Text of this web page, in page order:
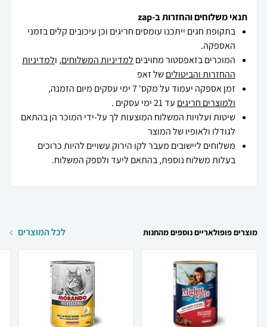
תנאי משלוחים והחזרות ב-zap
בתקופת חגים ייתכנו עומסים חריגים וכן עיכובים קלים בזמני
האספקה.
המוכרים בזאפסטור מחויבים למדיניות המשלוחים, ולמדיניות
ההחזרות והביטוליםשל זאפ
זמן אספקה יעמוד על מקס' 7 ימי עסקים מיום הזמנה,
ולמוצרים חריגים עד 21 ימי עסקים .
שיטות ועלויות המשלוח המוצעות לך על-ידי המוכר הן בהתאם
לגודלו ולאופיו של המוצר
משלוחים ליישובים מעבר לקו הירוק עשויים להיות כרוכים
בעלות משלוח נוספת, בהתאם ליעד ולספק המשלוח.
מוצרים פופולאריים נוספים מהחנות לכל המוצרים